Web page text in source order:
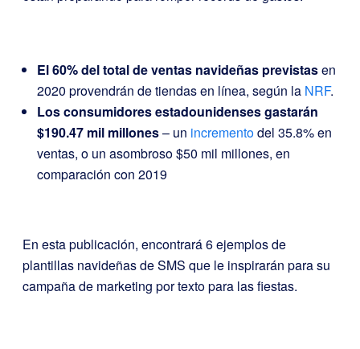
El 60% del total de ventas navideñas previstasen
2020 provendrán de tiendas en línea, según la NRF.
Los consumidores estadounidenses gastarán
$190.47 mil millones– un incrementodel 35.8% en
ventas, o un asombroso $50 mil millones, en
comparación con 2019
En esta publicación, encontrará 6 ejemplos de
plantillas navideñas de SMS que le inspirarán para su
campaña de marketing por texto para las fiestas.